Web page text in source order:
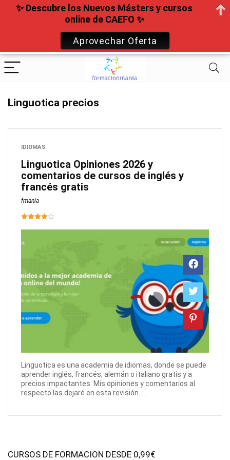
Linguotica precios
IDIOMAS
Linguotica Opiniones 2026 y
comentarios de cursos de inglés y
francés gratis
fmania
Linguotica es una academia de idiomas, donde se puede
aprender inglés, francés, alemán o italiano gratis y a
precios impactantes. Mis opiniones y comentarios al
respecto las dejaré en esta revisión. ...
CURSOS DE FORMACION DESDE 0,99€
✨ Descubre los Nuevos Másters y cursos
online de CAEFO ✨
Aprovechar Oferta